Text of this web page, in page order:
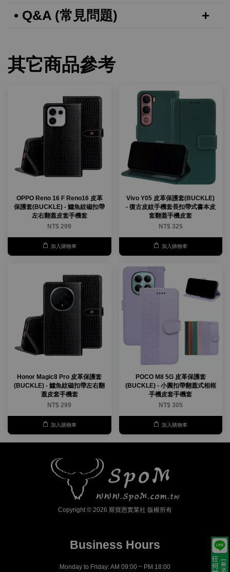
• Q&A (常見問題)
其它商品參考
OPPO Reno 16 F Reno16 皮革
保護套(BUCKLE) - 鱷魚紋磁扣帶
左右翻蓋皮套手機套
NT$ 299
加入購物車
Vivo Y05 皮革保護套(BUCKLE)
- 復古皮紋手機套長扣帶式書本皮
套翻蓋手機皮套
NT$ 325
加入購物車
Honor Magic8 Pro 皮革保護套
(BUCKLE) - 鱷魚紋磁扣帶左右翻
蓋皮套手機套
NT$ 299
加入購物車
POCO M8 5G 皮革保護套
(BUCKLE) - 小圓扣帶翻蓋式相框
手機皮套手機套
NT$ 305
加入購物車
Copyright © 2026 斯寶恩實業社 版權所有
Business Hours
Monday to Friday: AM 09:00 ~ PM 18:00